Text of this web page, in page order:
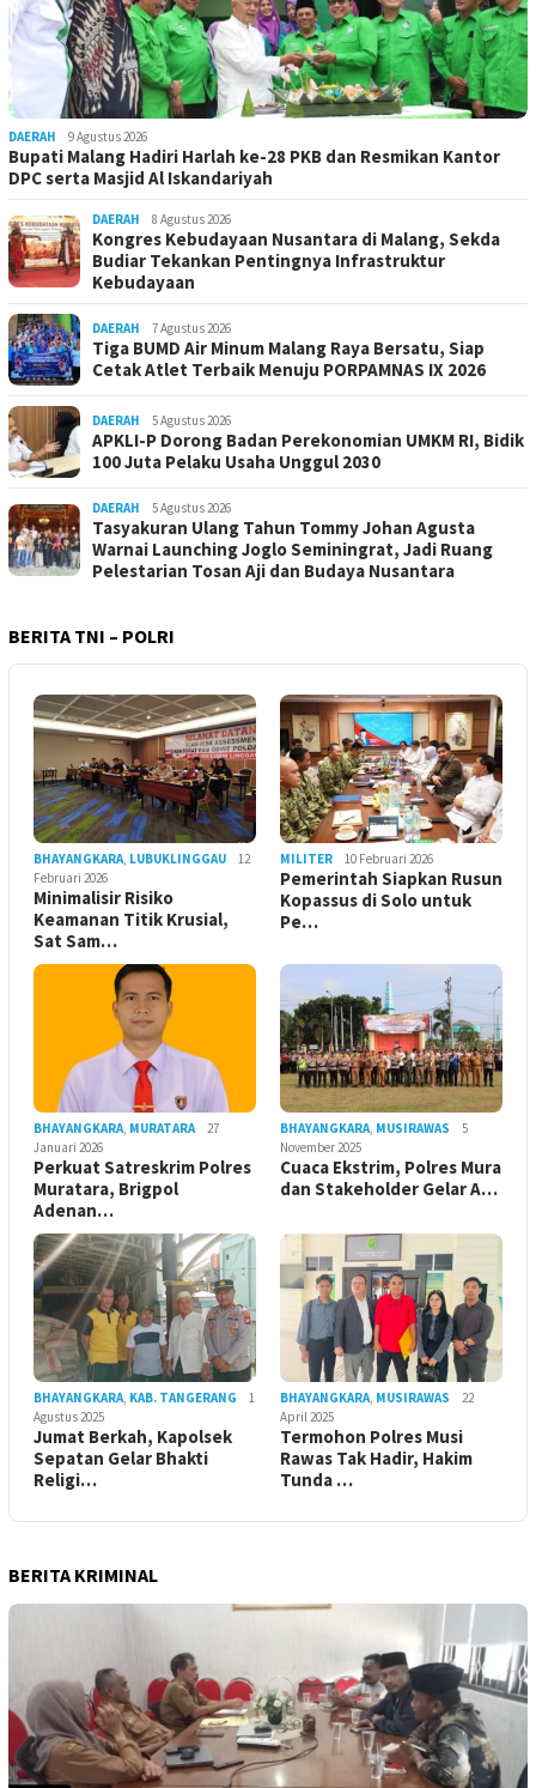
DAERAH 9 Agustus 2026
Bupati Malang Hadiri Harlah ke-28 PKB dan Resmikan Kantor
DPC serta Masjid Al Iskandariyah
DAERAH 8 Agustus 2026
Kongres Kebudayaan Nusantara di Malang, Sekda
Budiar Tekankan Pentingnya Infrastruktur
Kebudayaan
DAERAH 7 Agustus 2026
Tiga BUMD Air Minum Malang Raya Bersatu, Siap
Cetak Atlet Terbaik Menuju PORPAMNAS IX 2026
DAERAH 5 Agustus 2026
APKLI-P Dorong Badan Perekonomian UMKM RI, Bidik
100 Juta Pelaku Usaha Unggul 2030
DAERAH 5 Agustus 2026
Tasyakuran Ulang Tahun Tommy Johan Agusta
Warnai Launching Joglo Seminingrat, Jadi Ruang
Pelestarian Tosan Aji dan Budaya Nusantara
BERITA TNI – POLRI
BHAYANGKARA, LUBUKLINGGAU
12
Februari 2026
Minimalisir Risiko
Keamanan Titik Krusial,
Sat Sam…
MILITER 10 Februari 2026
Pemerintah Siapkan Rusun
Kopassus di Solo untuk
Pe…
BHAYANGKARA, MURATARA
27
Januari 2026
Perkuat Satreskrim Polres
Muratara, Brigpol
Adenan…
BHAYANGKARA, MUSIRAWAS
5
November 2025
Cuaca Ekstrim, Polres Mura
dan Stakeholder Gelar A…
BHAYANGKARA, KAB. TANGERANG
1
Agustus 2025
Jumat Berkah, Kapolsek
Sepatan Gelar Bhakti
Religi…
BHAYANGKARA, MUSIRAWAS
22
April 2025
Termohon Polres Musi
Rawas Tak Hadir, Hakim
Tunda …
BERITA KRIMINAL